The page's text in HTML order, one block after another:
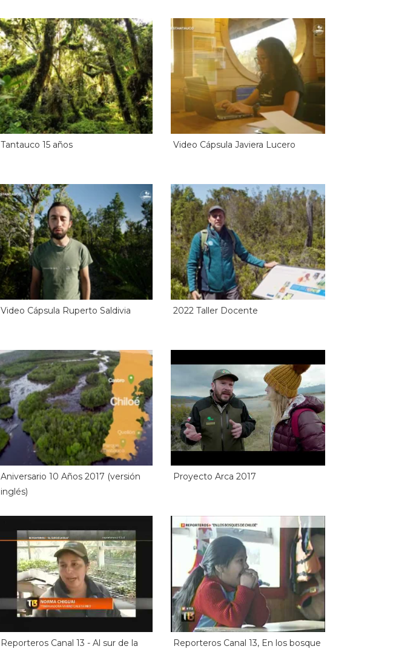
Tantauco 15 años Video Cápsula Javiera Lucero
Video Cápsula Ruperto Saldivia 2022 Taller Docente
Aniversario 10 Años 2017 (versión
inglés)
Proyecto Arca 2017
Reporteros Canal 13 - Al sur de la
Reporteros Canal 13, En los bosque